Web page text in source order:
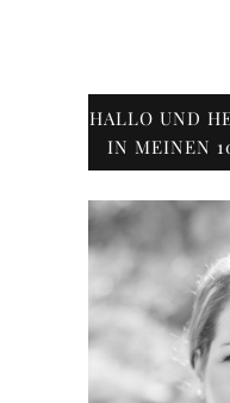
HALLO UND
IN MEINEN